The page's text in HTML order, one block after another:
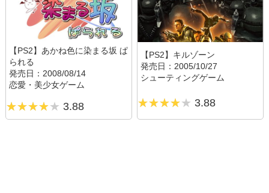
【PS2】あかね色に染まる坂 ぱ
られる
発売日：2008/08/14
恋愛・美少女ゲーム
3.88
【PS2】キルゾーン
発売日：2005/10/27
シューティングゲーム
3.88